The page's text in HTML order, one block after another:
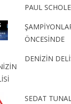
PAUL
ÖNCESİNDE
DENİZİN
SEDAT